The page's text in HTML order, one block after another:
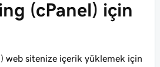
(cPanel) için
web sitenize içerik yüklemek için